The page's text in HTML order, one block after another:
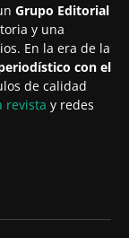
Grupo Editorial
y una
En la era de la
con el
de calidad
revista y redes